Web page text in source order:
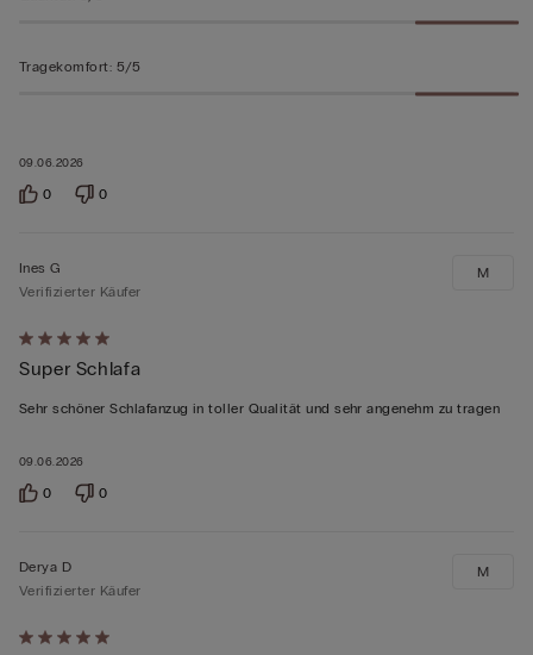
09.06.2026
Tragekomfort: 5/5
0 0
Mit
5
von
bewertet
09.06.2026
Ines G
Verifizierter Käufer
Super Schlafa
Sehr schöner Schlafanzug in toller Qualität und sehr angenehm zu tragen
M
0 0
Mit
Derya D
Verifizierter Käufer
M